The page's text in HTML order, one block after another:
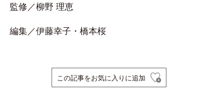
監修／柳野 理恵
編集／伊藤幸子・橋本桜
この記事をお気に入りに追加